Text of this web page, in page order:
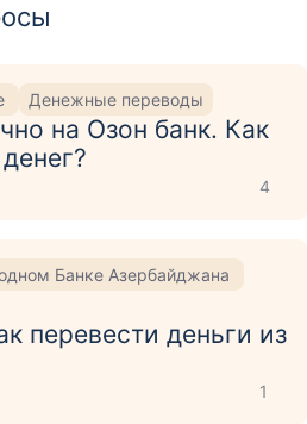
Денежные переводы
на Озон банк. Как
4
Банке Азербайджана
перевести деньги из
1